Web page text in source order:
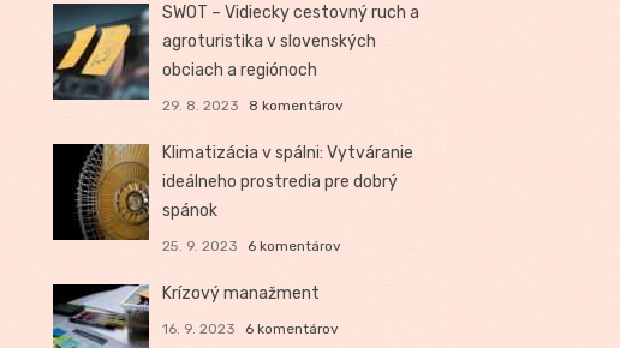
SWOT – Vidiecky cestovný ruch a
agroturistika v slovenských
obciach a regiónoch
29. 8. 2023 8 komentárov
Klimatizácia v spálni: Vytváranie
ideálneho prostredia pre dobrý
spánok
25. 9. 2023 6 komentárov
Krízový manažment
16. 9. 2023 6 komentárov